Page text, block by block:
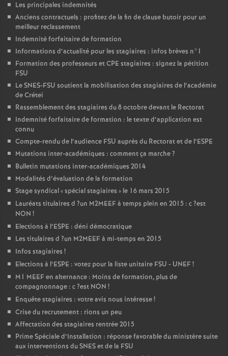
Les principales indemnités
Anciens contractuels : profitez de la fin de clause butoir pour un
meilleur reclassement
Indemnité forfaitaire de formation
Informations d’actualité pour les stagiaires : infos brèves n°1
Formation des professeurs etCPE stagiaires : signez la pétition
FSU
LeSNES-FSU soutient la mobilisation des stagiaires de l’académie
de Crétei
Rassemblement des stagiaires du 8 octobre devant le Rectorat
Indemnité forfaitaire de formation : le texte d’application est
connu
Compte-rendu de l’audience FSU auprès du Rectorat et de l’ESPE
Mutations inter-académiques : comment ça marche?
Bulletin mutations inter-académiques 2014
Modalités d’évaluation de la formation
Stage syndical «spécial stagiaires » le 16 mars 2015
Lauréats titulaires d ?un M2MEEFà temps plein en 2015 : c?est
NON !
Elections à l’ESPE : déni démocratique
Les titulaires d ?un M2MEEFà mi-temps en 2015
Infos stagiaires !
Elections à l’ESPE : votez pour la liste unitaire FSU - UNEF!
M1 MEEFen alternance : Moins de formation, plus de
compagnonnage : c?est NON !
Enquête stagiaires : votre avis nous intéresse!
Crise du recrutement : rions un peu
Affectation des stagiaires rentrée 2015
Prime Spéciale d’Installation : réponse favorable du ministère suite
aux interventions duSNESet de la FSU